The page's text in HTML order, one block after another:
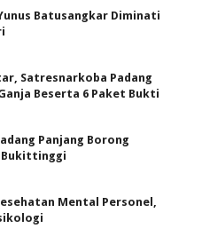
Batusangkar Diminati
Satresnarkoba Padang
Beserta 6 Paket Bukti
Panjang Borong
Bukittinggi
Mental Personel,